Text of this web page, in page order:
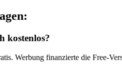
kostenlos?
Werbung finanzierte die Free-